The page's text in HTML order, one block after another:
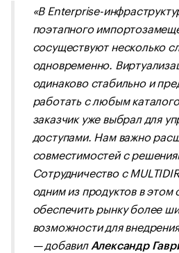
«В Enterprise-
поэтапного
сосуществуют несколько
одновременно.
одинаково стабильно и
работать с любым
заказчик уже выбрал для
доступами. Нам важно
совместимостей с
Сотрудничество с
одним из продуктов в этом
обеспечить рынку более
возможности для
— добавил Александр